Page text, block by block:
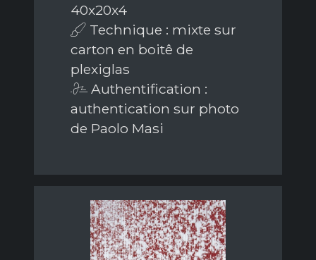
40x20x4
Technique : mixte sur
carton en boitê de
plexiglas
Authentification :
authentication sur photo
de Paolo Masi